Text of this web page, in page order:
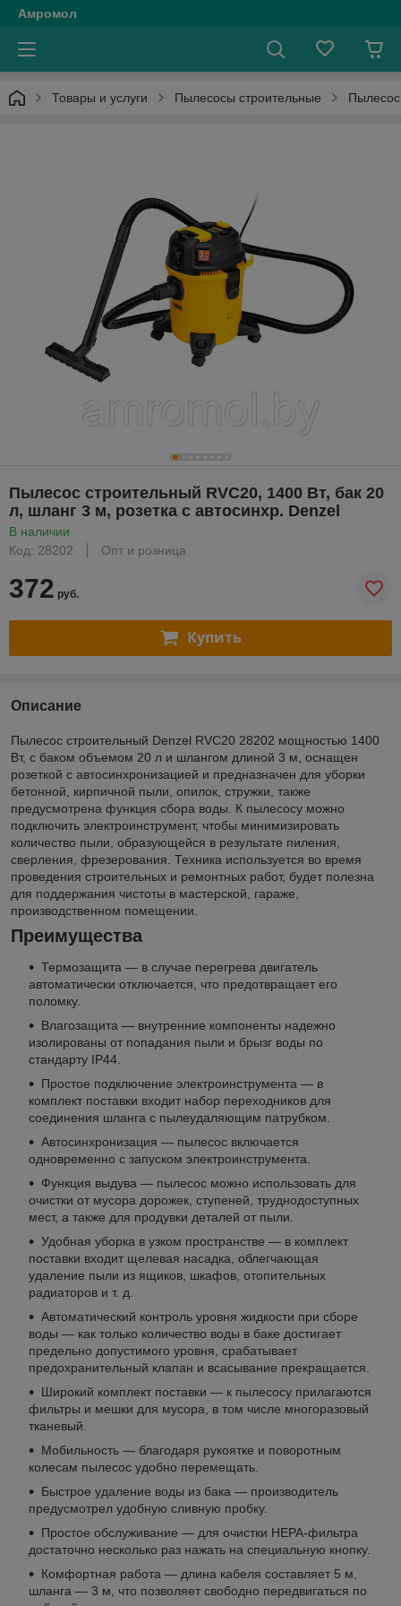
Амромол
Товары и услуги Пылесосы строительные Пылесос
Пылесос строительный RVC20, 1400 Вт, бак 20
л, шланг 3 м, розетка с автосинхр. Denzel
В наличии
Код: 28202
Опт и розница
372 руб.
Купить
Описание
Пылесос строительный Denzel RVC20 28202 мощностью 1400
Вт, с баком объемом 20 л и шлангом длиной 3 м, оснащен
розеткой с автосинхронизацией и предназначен для уборки
бетонной, кирпичной пыли, опилок, стружки, также
предусмотрена функция сбора воды. К пылесосу можно
подключить электроинструмент, чтобы минимизировать
количество пыли, образующейся в результате пиления,
сверления, фрезерования. Техника используется во время
проведения строительных и ремонтных работ, будет полезна
для поддержания чистоты в мастерской, гараже,
производственном помещении.
Преимущества
Термозащита — в случае перегрева двигатель
автоматически отключается, что предотвращает его
поломку.
Влагозащита — внутренние компоненты надежно
изолированы от попадания пыли и брызг воды по
стандарту IP44.
Простое подключение электроинструмента — в
комплект поставки входит набор переходников для
соединения шланга с пылеудаляющим патрубком.
Автосинхронизация — пылесос включается
одновременно с запуском электроинструмента.
Функция выдува — пылесос можно использовать для
очистки от мусора дорожек, ступеней, труднодоступных
мест, а также для продувки деталей от пыли.
Удобная уборка в узком пространстве — в комплект
поставки входит щелевая насадка, облегчающая
удаление пыли из ящиков, шкафов, отопительных
радиаторов и т. д.
Автоматический контроль уровня жидкости при сборе
воды — как только количество воды в баке достигает
предельно допустимого уровня, срабатывает
предохранительный клапан и всасывание прекращается.
Широкий комплект поставки — к пылесосу прилагаются
фильтры и мешки для мусора, в том числе многоразовый
тканевый.
Мобильность — благодаря рукоятке и поворотным
колесам пылесос удобно перемещать.
Быстрое удаление воды из бака — производитель
предусмотрел удобную сливную пробку.
Простое обслуживание — для очистки HEPA-фильтра
достаточно несколько раз нажать на специальную кнопку.
Комфортная работа — длина кабеля составляет 5 м,
шланга — 3 м, что позволяет свободно передвигаться по